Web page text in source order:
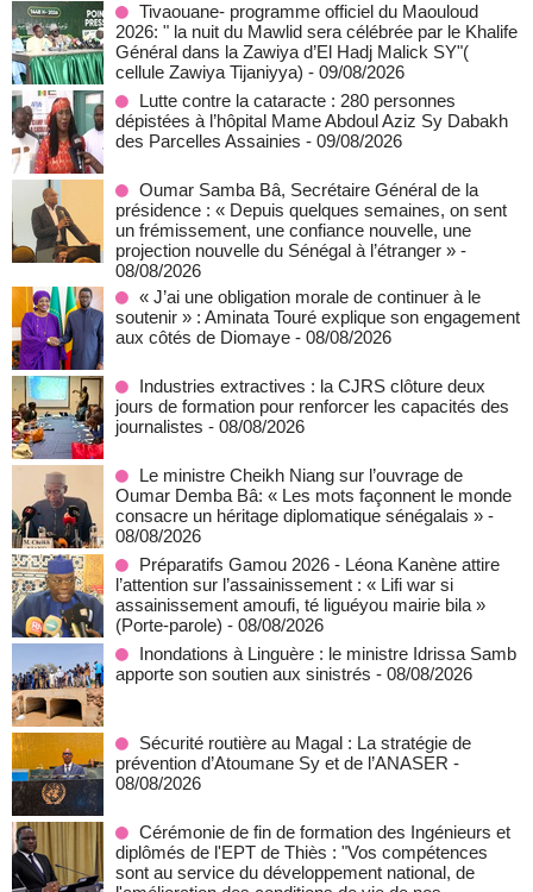
Tivaouane- programme officiel du Maouloud
2026: " la nuit du Mawlid sera célébrée par le Khalife
Général dans la Zawiya d’El Hadj Malick SY"(
cellule Zawiya Tijaniyya) - 09/08/2026
Lutte contre la cataracte : 280 personnes
dépistées à l’hôpital Mame Abdoul Aziz Sy Dabakh
des Parcelles Assainies - 09/08/2026
Oumar Samba Bâ, Secrétaire Général de la
présidence : « Depuis quelques semaines, on sent
un frémissement, une confiance nouvelle, une
projection nouvelle du Sénégal à l’étranger » -
08/08/2026
« J’ai une obligation morale de continuer à le
soutenir » : Aminata Touré explique son engagement
aux côtés de Diomaye - 08/08/2026
Industries extractives : la CJRS clôture deux
jours de formation pour renforcer les capacités des
journalistes - 08/08/2026
Le ministre Cheikh Niang sur l’ouvrage de
Oumar Demba Bâ: « Les mots façonnent le monde
consacre un héritage diplomatique sénégalais » -
08/08/2026
Préparatifs Gamou 2026 - Léona Kanène attire
l’attention sur l’assainissement : « Lifi war si
assainissement amoufi, té liguéyou mairie bila »
(Porte-parole) - 08/08/2026
Inondations à Linguère : le ministre Idrissa Samb
apporte son soutien aux sinistrés - 08/08/2026
Sécurité routière au Magal : La stratégie de
prévention d’Atoumane Sy et de l’ANASER -
08/08/2026
Cérémonie de fin de formation des Ingénieurs et
diplômés de l'EPT de Thiès : "Vos compétences
sont au service du développement national, de